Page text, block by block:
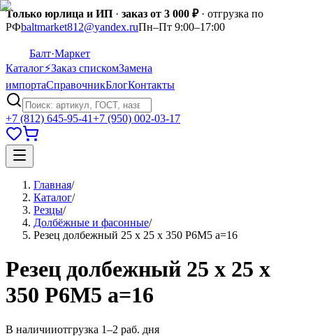
Только юрлица и ИП · заказ от 3 000 ₽· отгрузка по
РФbaltmarket812@yandex.ruПн–Пт 9:00–17:00
Балт·Маркет
Каталог⚡Заказ спискомЗамена
импортаСправочникБлогКонтакты
+7 (812) 645-95-41+7 (950) 002-03-17
Главная/
Каталог/
Резцы/
Долбёжные и фасонные/
Резец долбежный 25 х 25 х 350 Р6М5 а=16
Резец долбежный 25 х 25 х
350 Р6М5 а=16
В наличииотгрузка 1–2 раб. дня